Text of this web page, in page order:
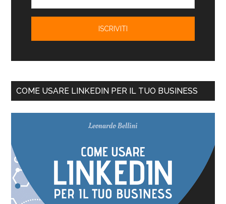
COME USARE LINKEDIN PER IL TUO BUSINESS